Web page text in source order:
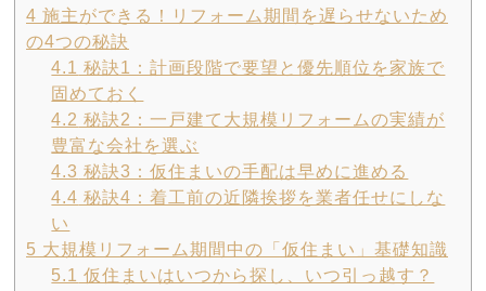
4 施主ができる！リフォーム期間を遅らせないため
の4つの秘訣
4.1 秘訣1：計画段階で要望と優先順位を家族で
固めておく
4.2 秘訣2：一戸建て大規模リフォームの実績が
豊富な会社を選ぶ
4.3 秘訣3：仮住まいの手配は早めに進める
4.4 秘訣4：着工前の近隣挨拶を業者任せにしな
い
5 大規模リフォーム期間中の「仮住まい」基礎知識
5.1 仮住まいはいつから探し、いつ引っ越す？